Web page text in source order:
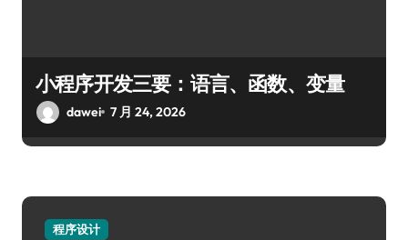
小程序开发三要：语言、函数、变量
dawei 7 月 24, 2026
程序设计